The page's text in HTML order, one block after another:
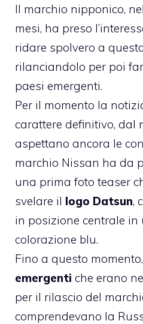
Il marchio nipponico,
mesi, ha preso
ridare spolvero a
rilanciandolo per poi
paesi emergenti.
Per il momento la
carattere definitivo, dal
aspettano ancora le
marchio Nissan ha da
una prima foto teaser
svelare il logo Datsun,
in posizione centrale
colorazione blu.
Fino a questo
emergenti che erano
per il rilascio del
comprendevano la